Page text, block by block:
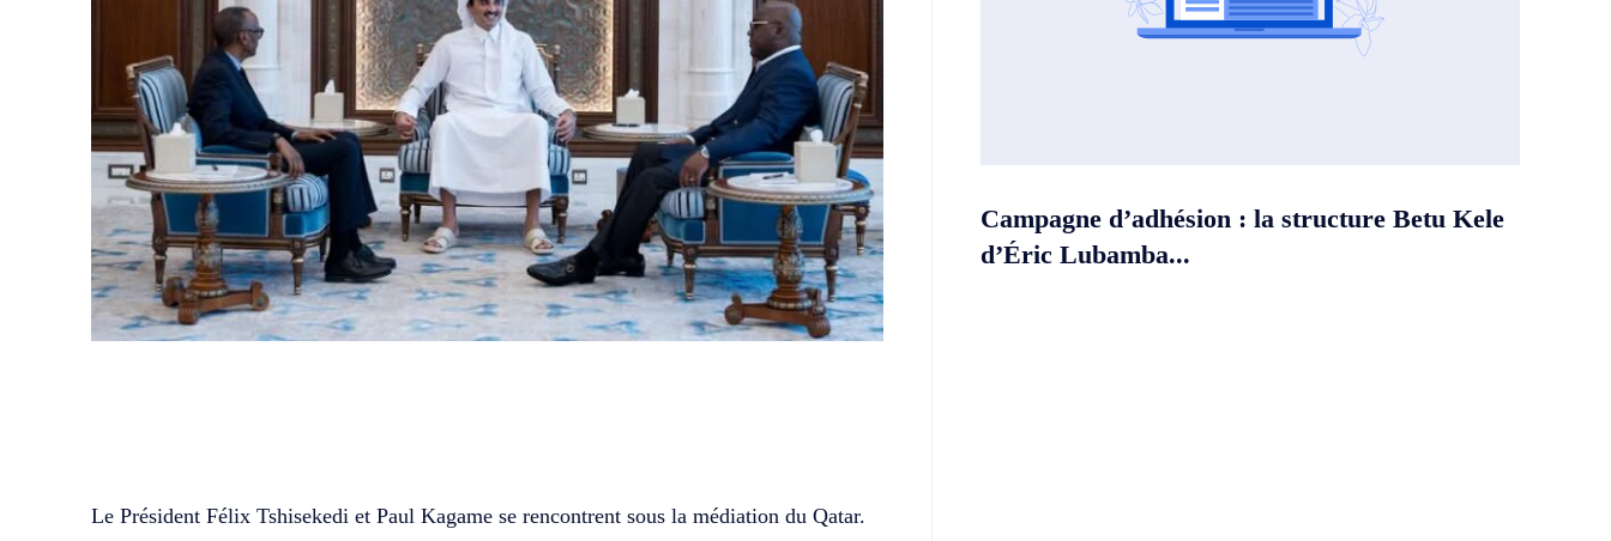
Le Président Félix Tshisekedi et Paul Kagame se rencontrent sous la médiation du Qatar.
Campagne d’adhésion : la structure Betu Kele
d’Éric Lubamba...